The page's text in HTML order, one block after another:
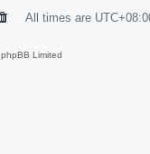
All times are
Limited